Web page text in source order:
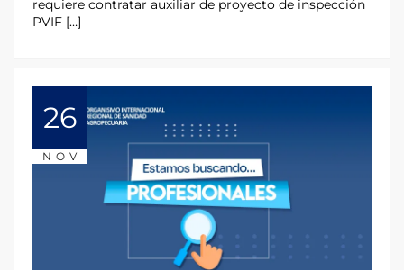
requiere contratar auxiliar de proyecto de inspección
PVIF […]
26
NOV